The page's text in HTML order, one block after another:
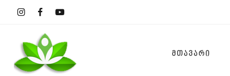
ᲛᲗᲐᲕᲐᲠᲘ